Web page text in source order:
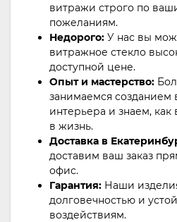
витражи строго по
пожеланиям.
Недорого: У нас вы
витражное стекло
доступной цене.
Опыт и мастерство:
занимаемся созданием
интерьера и знаем,
в жизнь.
Доставка в
доставим ваш заказ
офис.
Гарантия: Наши
долговечностью и
воздействиям.